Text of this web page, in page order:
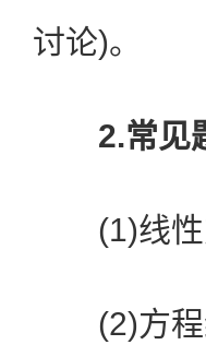
讨论)。
2.常见
(1)线性
(2)方程